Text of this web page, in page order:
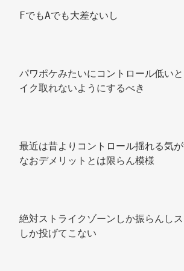
FでもAでも大差ないし
パワポケみたいにコントロール低い
イク取れないようにするべき
最近は昔よりコントロール揺れる気
なおデメリットとは限らん模様
絶対ストライクゾーンしか振らんし
しか投げてこない